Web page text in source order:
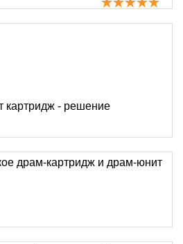
картридж - решение
драм-картридж и драм-юнит